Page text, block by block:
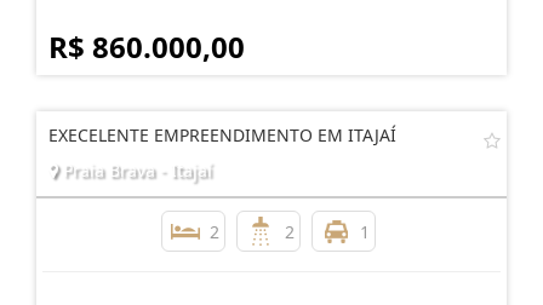
R$ 860.000,00
EXECELENTE EMPREENDIMENTO EM ITAJAÍ
Praia Brava - Itajaí
2 2 1